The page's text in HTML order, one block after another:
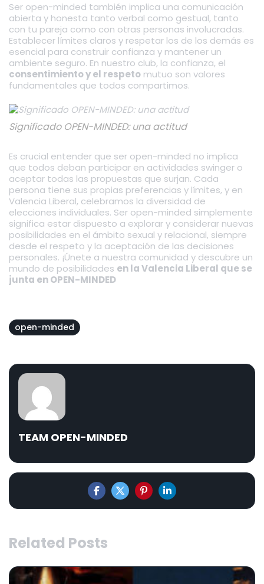
Ser open-minded también implica una comunicación
abierta y honesta tanto verbal como gestual, tanto
con tu pareja como con otras personas involucradas.
Establecer límites claros y respetar los de los demás es
esencial para construir confianza y mantener un
ambiente seguro. En nuestro club, la confianza, el
consentimiento y el respeto mutuo son valores
fundamentales que todos compartimos.
Significado OPEN-MINDED: una actitud
Es crucial entender que ser open-minded no implica
que todos deban participar en actividades swinger o
aceptar todas las propuestas que surjan. Cada
persona tiene sus propias preferencias y límites, y en
Valencia Liberal, celebramos la diversidad de
elecciones individuales. Ser open-minded simplemente
significa estar dispuesto a explorar y considerar nuevas
posibilidades en el ámbito sexual y relacional, siempre
desde el respeto y la aceptación de las decisiones
personales. ¡Únete a nuestra comunidad y descubre un
mundo de posibilidades en la Valencia Liberal que se
junta en OPEN-MINDED
open-minded
TEAM OPEN-MINDED
Related Posts